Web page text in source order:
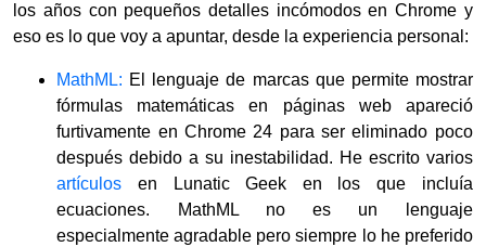
los años con pequeños detalles incómodos en Chrome y
eso es lo que voy a apuntar, desde la experiencia personal:
MathML: El lenguaje de marcas que permite mostrar
fórmulas matemáticas en páginas web apareció
furtivamente en Chrome 24 para ser eliminado poco
después debido a su inestabilidad. He escrito varios
artículos en Lunatic Geek en los que incluía
ecuaciones. MathML no es un lenguaje
especialmente agradable pero siempre lo he preferido